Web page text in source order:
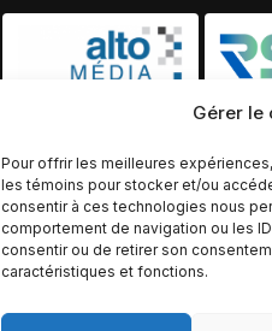
Gérer le
Pour offrir les meilleures
les témoins pour stocker et/ou
consentir à ces technologies nous
comportement de navigation ou les
consentir ou de retirer son
caractéristiques et fonctions.